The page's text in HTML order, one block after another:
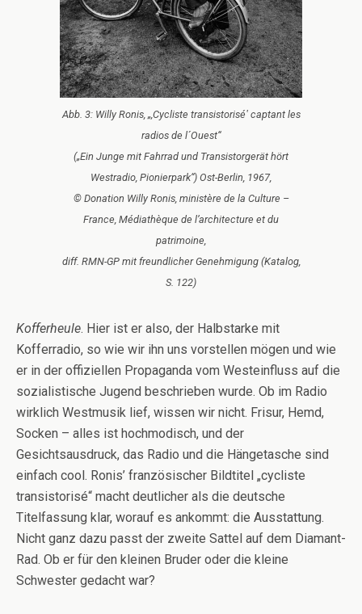
Abb. 3: Willy Ronis, „‚Cycliste transistorisé‛ captant les
radios de l´Ouest“
(„Ein Junge mit Fahrrad und Transistorgerät hört
Westradio, Pionierpark“) Ost-Berlin, 1967,
© Donation Willy Ronis, ministère de la Culture –
France, Médiathèque de l’architecture et du
patrimoine,
diff. RMN-GP mit freundlicher Genehmigung (Katalog,
S. 122)
Kofferheule. Hier ist er also, der Halbstarke mit
Kofferradio, so wie wir ihn uns vorstellen mögen und wie
er in der offiziellen Propaganda vom Westeinfluss auf die
sozialistische Jugend beschrieben wurde. Ob im Radio
wirklich Westmusik lief, wissen wir nicht. Frisur, Hemd,
Socken – alles ist hochmodisch, und der
Gesichtsausdruck, das Radio und die Hängetasche sind
einfach cool. Ronis’ französischer Bildtitel „cycliste
transistorisé“ macht deutlicher als die deutsche
Titelfassung klar, worauf es ankommt: die Ausstattung.
Nicht ganz dazu passt der zweite Sattel auf dem Diamant-
Rad. Ob er für den kleinen Bruder oder die kleine
Schwester gedacht war?